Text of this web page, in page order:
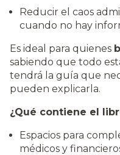
Reducir el caos
cuando no hay
Es ideal para quienes
sabiendo que todo
tendrá la guía que
pueden explicarla.
¿Qué contiene el
Espacios para
médicos y